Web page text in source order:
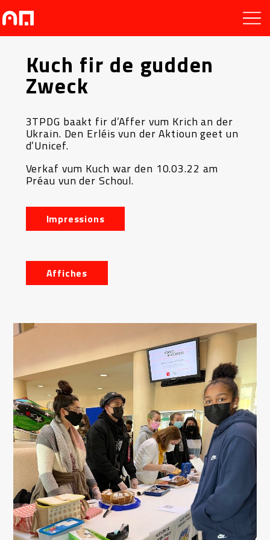
Kuch fir de gudden
Zweck
3TPDG baakt fir d’Affer vum Krich an der
Ukrain. Den Erléis vun der Aktioun geet un
d’Unicef.
Verkaf vum Kuch war den 10.03.22 am
Préau vun der Schoul.
Impressions
Affiches